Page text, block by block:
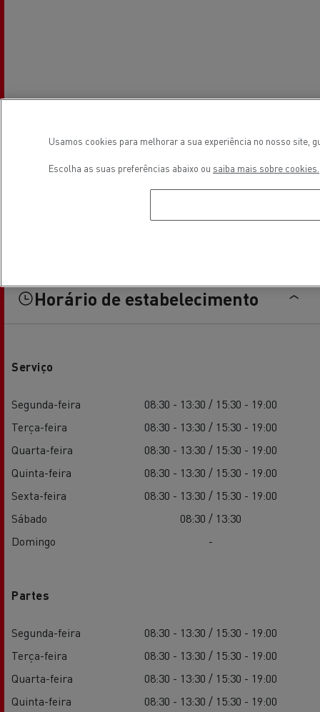
Horário de estabelecimento
Serviço
Segunda-feira
08:30 - 13:30 / 15:30 - 19:00
Terça-feira
08:30 - 13:30 / 15:30 - 19:00
Quarta-feira
08:30 - 13:30 / 15:30 - 19:00
Quinta-feira
08:30 - 13:30 / 15:30 - 19:00
Sexta-feira
08:30 - 13:30 / 15:30 - 19:00
Sábado
08:30 / 13:30
Domingo
-
Partes
Segunda-feira
08:30 - 13:30 / 15:30 - 19:00
Terça-feira
08:30 - 13:30 / 15:30 - 19:00
Quarta-feira
08:30 - 13:30 / 15:30 - 19:00
Quinta-feira
08:30 - 13:30 / 15:30 - 19:00
Usamos cookies para melhorar a sua experiência no nosso site,
Escolha as suas preferências abaixo ou saiba mais sobre cookies.